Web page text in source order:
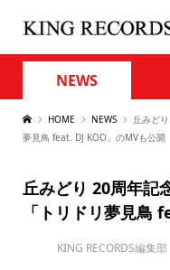
NEWS
HOME NEWS
丘みど
夢見鳥 feat. DJ KOO」のMVも公開
丘みどり 20周年記
「トリドリ夢見鳥
KING RECORDS編集部